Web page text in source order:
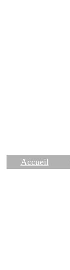
Accueil